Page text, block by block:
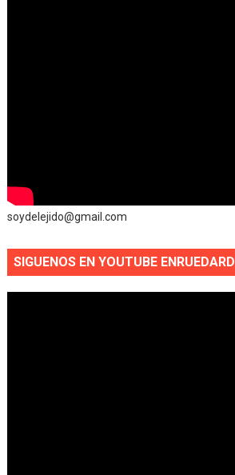
soydelejido@gmail.com
SIGUENOS EN YOUTUBE ENRUEDARD